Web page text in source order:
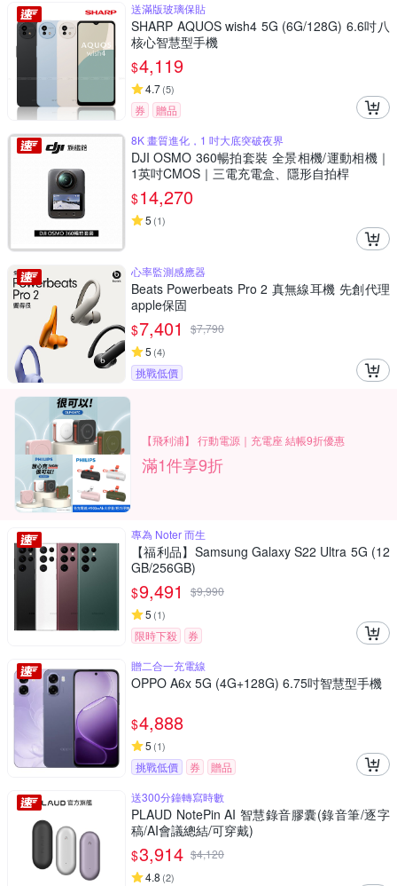
送滿版玻璃保貼
SHARP AQUOS wish4 5G (6G/128G) 6.6吋八
核心智慧型手機
$4,119
4.7(5)
券
贈品
8K 畫質進化，1 吋大底突破夜界
DJI OSMO 360暢拍套裝 全景相機/運動相機｜
1英吋CMOS｜三電充電盒、隱形自拍桿
$14,270
5 (1)
心率監測感應器
Beats Powerbeats Pro 2 真無線耳機 先創代理
apple保固
$7,401 $7,790
5 (4)
挑戰低價
【飛利浦】 行動電源｜充電座 結帳9折優惠
滿1件享9折
專為 Noter 而生
【福利品】Samsung Galaxy S22 Ultra 5G (12
GB/256GB)
$9,491 $9,990
5 (1)
限時下殺
券
贈二合一充電線
OPPO A6x 5G (4G+128G) 6.75吋智慧型手機
$4,888
5 (1)
挑戰低價 券
贈品
送300分鐘轉寫時數
PLAUD NotePin AI 智慧錄音膠囊(錄音筆/逐字
稿/AI會議總結/可穿戴)
$3,914 $4,120
4.8 (2)